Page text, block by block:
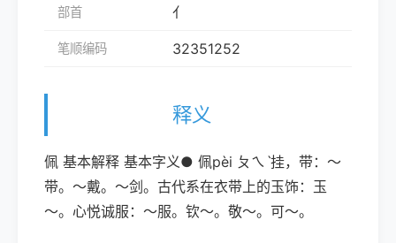
部首 亻
笔顺编码 32351252
释义
佩 基本解释 基本字义● 佩pèi ㄆㄟˋ挂，带：～
带。～戴。～剑。古代系在衣带上的玉饰：玉
～。心悦诚服：～服。钦～。敬～。可～。